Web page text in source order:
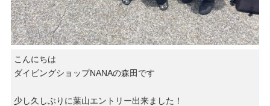
こんにちは
ダイビングショップNANAの森田です
少し久しぶりに葉山エントリー出来ました！